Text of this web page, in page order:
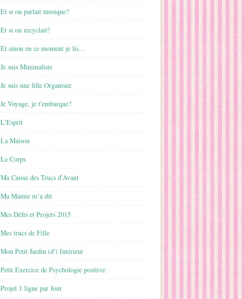
Et si on parlait musique?
Et si on recyclait?
Et sinon en ce moment je lis…
Je suis Minimaliste
Je suis une fille Organisée
Je Voyage, je t'embarque?
L'Esprit
La Maison
Le Corps
Ma Caisse des Trucs d'Avant
Ma Mamie m’a dit
Mes Défis et Projets 2015
Mes trucs de Fille
Mon Petit Jardin (d') Intérieur
Petit Exercice de Psychologie positive
Projet 1 ligne par Jour